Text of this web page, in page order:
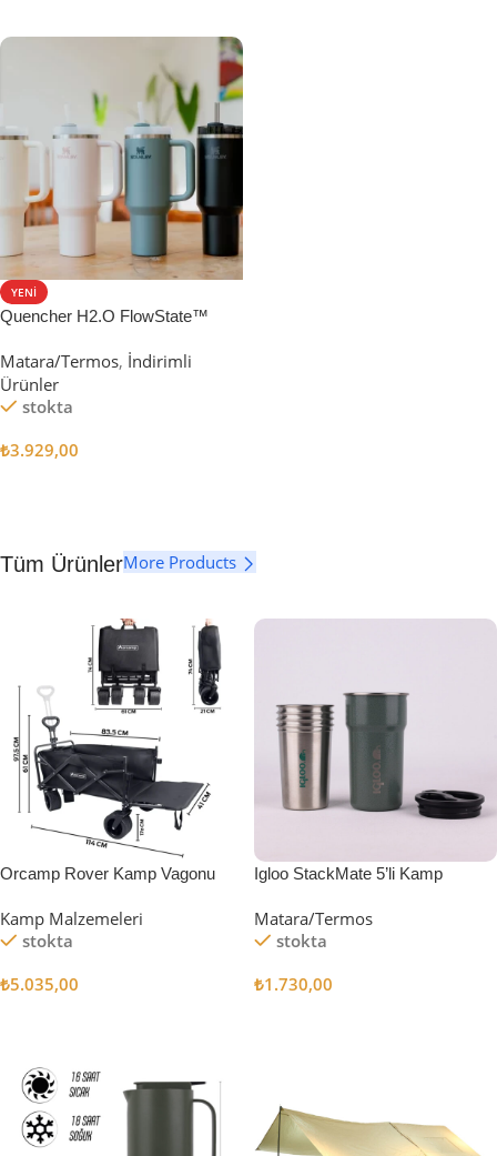
YENI
Quencher H2.O FlowState™
Matara/Termos, İndirimli
Ürünler
stokta
₺3.929,00
Tüm ÜrünlerMore Products
Orcamp Rover Kamp Vagonu
Kamp Malzemeleri
stokta
₺5.035,00
Igloo StackMate 5’li Kamp
Matara/Termos
stokta
₺1.730,00